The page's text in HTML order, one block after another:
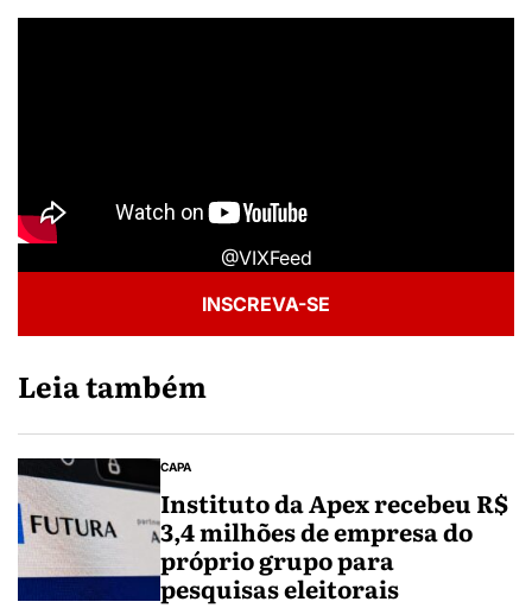
@VIXFeed
INSCREVA-SE
Leia também
CAPA
Instituto da Apex recebeu R$
3,4 milhões de empresa do
próprio grupo para
pesquisas eleitorais